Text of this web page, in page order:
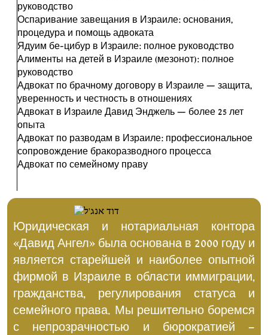
руководство
Оспаривание завещания в Израиле: основания,
процедура и помощь адвоката
Ядуим бе-цибур в Израиле: полное руководство
Алименты на детей в Израиле (мезонот): полное
руководство
Адвокат по брачному договору в Израиле — защита,
уверенность и честность в отношениях
Адвокат в Израиле Давид Энджель — более 25 лет
опыта
Адвокат по разводам в Израиле: профессиональное
сопровождение бракоразводного процесса
Адвокат по семейному праву
Юридическая и нотариальная контора
«Давид Ангел» была основана в 2000 году и
является старейшей и наиболее опытной
фирмой в Израиле в области иммиграции,
гражданства, регулирования статуса и
семейного права. Мы решительно боремся
с непрозрачностью и бюрократией –